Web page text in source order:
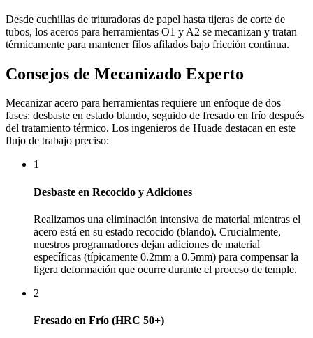
Desde cuchillas de trituradoras de papel hasta tijeras de corte de
tubos, los aceros para herramientas O1 y A2 se mecanizan y tratan
térmicamente para mantener filos afilados bajo fricción continua.
Consejos de Mecanizado Experto
Mecanizar acero para herramientas requiere un enfoque de dos
fases: desbaste en estado blando, seguido de fresado en frío después
del tratamiento térmico. Los ingenieros de Huade destacan en este
flujo de trabajo preciso:
1
Desbaste en Recocido y Adiciones
Realizamos una eliminación intensiva de material mientras el
acero está en su estado recocido (blando). Crucialmente,
nuestros programadores dejan adiciones de material
específicas (típicamente 0.2mm a 0.5mm) para compensar la
ligera deformación que ocurre durante el proceso de temple.
2
Fresado en Frío (HRC 50+)